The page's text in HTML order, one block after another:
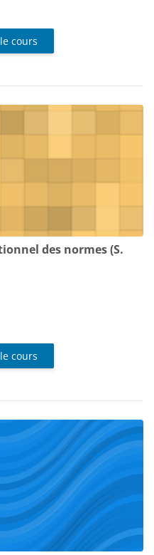
cours
des normes (S.
cours